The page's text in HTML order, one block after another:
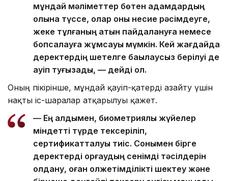
мұндай мәліметтер бөтен адамдардың
қолына түссе, олар оны несие рәсімдеуге,
жеке тұлғаның атын пайдалануға немесе
бопсалауға жұмсауы мүмкін. Кей жағдайда
деректердің шетелге бақылаусыз берілуі де
қауіп туғызады, — дейді ол.
Оның пікірінше, мұндай қауіп-қатерді азайту үшін
нақты іс-шаралар атқарылуы қажет.
— Ең алдымен, биометриялық жүйелер
міндетті түрде тексеріліп,
сертификатталуы тиіс. Сонымен бірге
деректерді қорғаудың сенімді тәсілдерін
қолдану, оған қолжетімділікті шектеу және